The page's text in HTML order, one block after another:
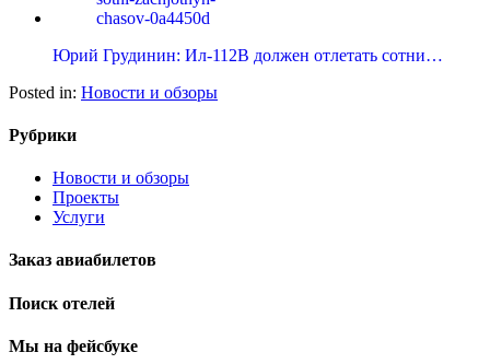
Юрий Грудинин: Ил-112В должен отлетать сотни…
Posted in: Новости и обзоры
Рубрики
Новости и обзоры
Проекты
Услуги
Заказ авиабилетов
Поиск отелей
Мы на фейсбуке